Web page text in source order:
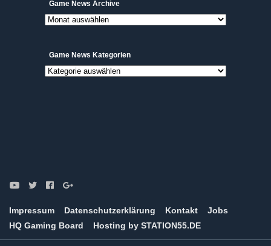
Game News ArchiveGame
News
Archive
Game News Kategorien
Game
Impressum Datenschutzerklärung Kontakt
Jobs
HQ Gaming Board
Hosting by STATION55.DE